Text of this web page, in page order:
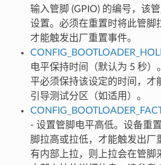
输入管脚 (GPIO) 的编号，该
设置。必须在重置时将此管脚
才能触发出厂重置事件。
电平保持时间（默认为 5 秒
平必须保持该设定的时间，才
引导测试分区（如适用）。
- 设置管脚电平高低。设备重
脚拉高或拉低，才能触发出厂
有内部上拉，则上拉会在管脚